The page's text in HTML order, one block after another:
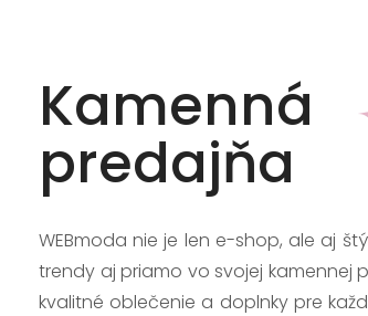
Kamenná
predajňa
WEBmoda nie je len e-shop, ale aj
trendy aj priamo vo svojej kamennej
kvalitné oblečenie a doplnky pre